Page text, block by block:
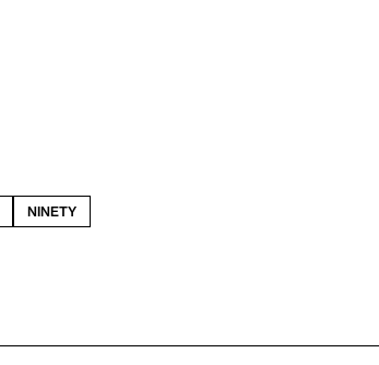
NINETY